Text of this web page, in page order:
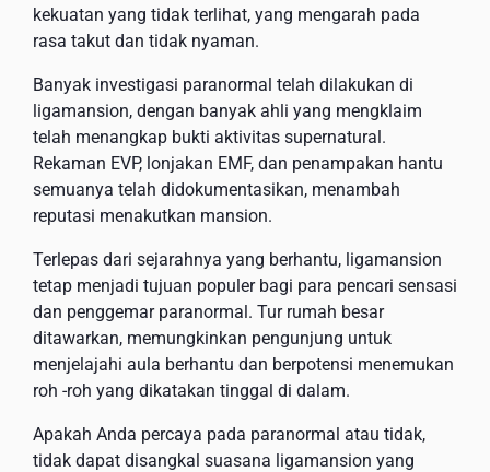
kekuatan yang tidak terlihat, yang mengarah pada
rasa takut dan tidak nyaman.
Banyak investigasi paranormal telah dilakukan di
ligamansion, dengan banyak ahli yang mengklaim
telah menangkap bukti aktivitas supernatural.
Rekaman EVP, lonjakan EMF, dan penampakan hantu
semuanya telah didokumentasikan, menambah
reputasi menakutkan mansion.
Terlepas dari sejarahnya yang berhantu, ligamansion
tetap menjadi tujuan populer bagi para pencari sensasi
dan penggemar paranormal. Tur rumah besar
ditawarkan, memungkinkan pengunjung untuk
menjelajahi aula berhantu dan berpotensi menemukan
roh -roh yang dikatakan tinggal di dalam.
Apakah Anda percaya pada paranormal atau tidak,
tidak dapat disangkal suasana ligamansion yang